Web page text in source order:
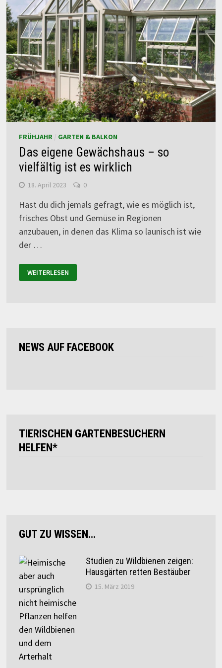
FRÜHJAHR/ GARTEN & BALKON
Das eigene Gewächshaus – so
vielfältig ist es wirklich
18. April 2023 0
Hast du dich jemals gefragt, wie es möglich ist,
frisches Obst und Gemüse in Regionen
anzubauen, in denen das Klima so launisch ist wie
der …
WEITERLESEN
NEWS AUF FACEBOOK
TIERISCHEN GARTENBESUCHERN
HELFEN*
GUT ZU WISSEN…
Studien zu Wildbienen zeigen:
Hausgärten retten Bestäuber
15. März 2019